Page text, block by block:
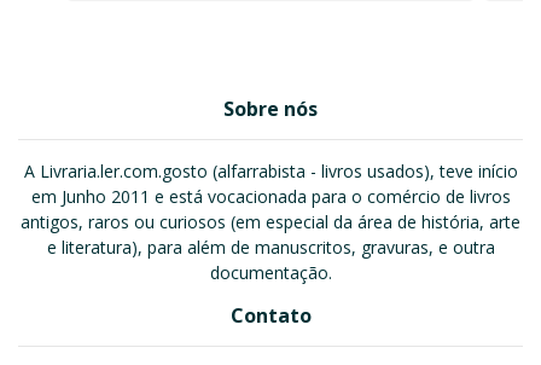
Sobre nós
A Livraria.ler.com.gosto (alfarrabista - livros usados), teve início
em Junho 2011 e está vocacionada para o comércio de livros
antigos, raros ou curiosos (em especial da área de história, arte
e literatura), para além de manuscritos, gravuras, e outra
documentação.
Contato